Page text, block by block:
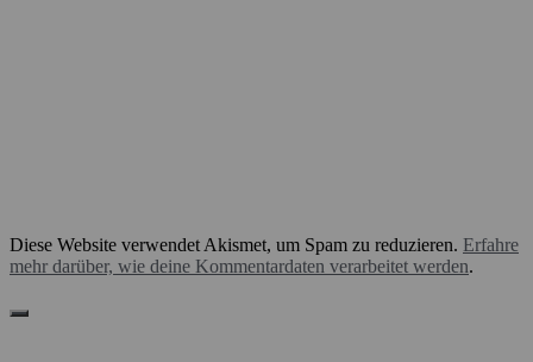
Diese Website verwendet Akismet, um Spam zu reduzieren. Erfahre
mehr darüber, wie deine Kommentardaten verarbeitet werden.